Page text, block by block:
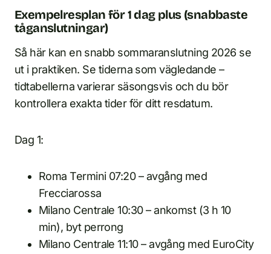
Exempelresplan för 1 dag plus (snabbaste
tåganslutningar)
Så här kan en snabb sommaranslutning 2026 se
ut i praktiken. Se tiderna som vägledande –
tidtabellerna varierar säsongsvis och du bör
kontrollera exakta tider för ditt resdatum.
Dag 1:
Roma Termini 07:20 – avgång med
Frecciarossa
Milano Centrale 10:30 – ankomst (3 h 10
min), byt perrong
Milano Centrale 11:10 – avgång med EuroCity